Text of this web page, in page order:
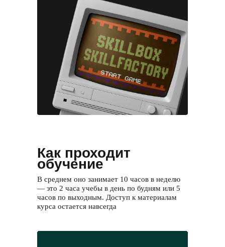
Как проходит
обучение
В среднем оно занимает 10 часов в неделю
— это 2 часа учебы в день по будням или 5
часов по выходным. Доступ к материалам
курса остается навсегда